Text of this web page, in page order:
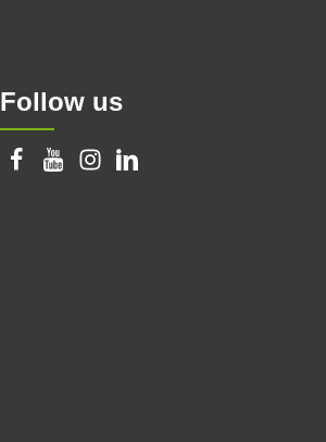
Follow us